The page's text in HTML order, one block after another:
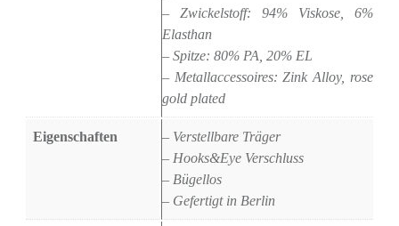
– Zwickelstoff: 94% Viskose, 6%
Elasthan
– Spitze: 80% PA, 20% EL
– Metallaccessoires: Zink Alloy, rose
gold plated
Eigenschaften
– Verstellbare Träger
– Hooks&Eye Verschluss
– Bügellos
– Gefertigt in Berlin